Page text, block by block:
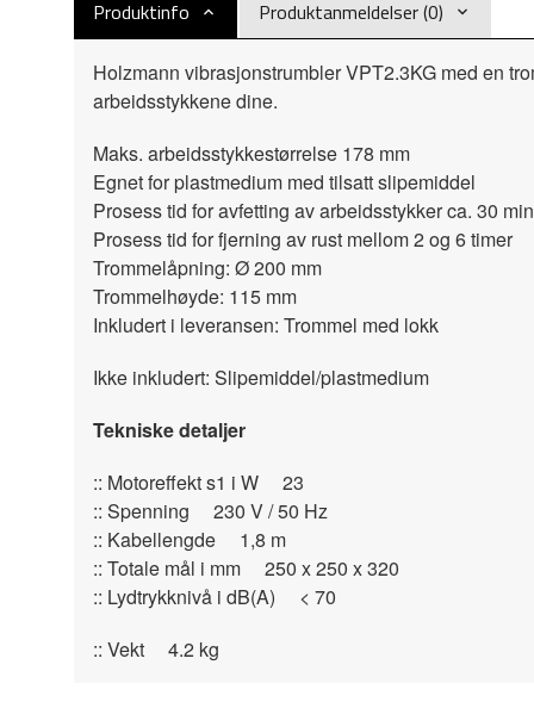
Produktinfo Produktanmeldelser (0)
Holzmann vibrasjonstrumbler VPT2.3KG med en
arbeidsstykkene dine.
Maks. arbeidsstykkestørrelse 178 mm
Egnet for plastmedium med tilsatt slipemiddel
Prosess tid for avfetting av arbeidsstykker ca. 30 min
Prosess tid for fjerning av rust mellom 2 og 6 timer
Trommelåpning: Ø 200 mm
Trommelhøyde: 115 mm
Inkludert i leveransen: Trommel med lokk
Ikke inkludert: Slipemiddel/plastmedium
Tekniske detaljer
:: Motoreffekt s1 i W 23
:: Spenning 230 V / 50 Hz
:: Kabellengde 1,8 m
:: Totale mål i mm 250 x 250 x 320
:: Lydtrykknivå i dB(A) < 70
:: Vekt 4.2 kg